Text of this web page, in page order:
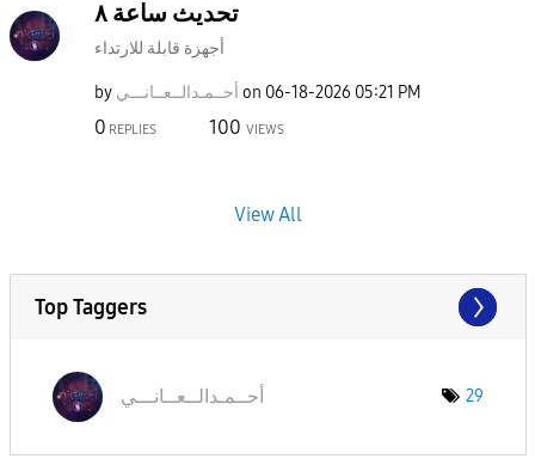
تحديث ساعة ٨
أجهزة قابلة للارتداء
by أحــمـدالــعــانـــي on ‎06-18-2026 05:21 PM
0 REPLIES 100 VIEWS
View All
Top Taggers
أحــمـدالــعــانـــي 29